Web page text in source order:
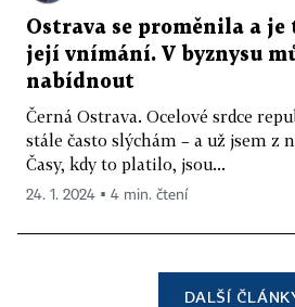
Ostrava se proměnila a je
její vnímání. V byznysu
nabídnout
Černá Ostrava. Ocelové srdce
stále často slýchám – a už jsem z
Časy, kdy to platilo, jsou...
24. 1. 2024 ▪ 4 min. čtení
DALŠÍ